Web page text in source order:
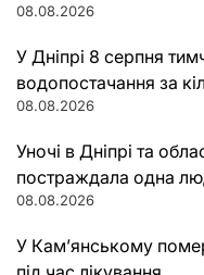
08.08.2026
У Дніпрі 8 серпня
водопостачання за
08.08.2026
Уночі в Дніпрі та
постраждала одна
08.08.2026
У Кам’янському